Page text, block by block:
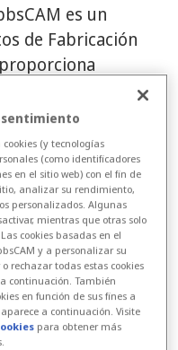
es un
de Fabricación
de empresa a los
contrato de
el software
cockpit finaliza
de
rellene el
(y tecnologías
(como identificadores
en el sitio web) con el fin de
analizar su rendimiento,
personalizados. Algunas
mientras que otras solo
cookies basadas en el
y a personalizar su
rechazar todas estas cookies
continuación. También
en función de sus fines a
a continuación. Visite
para obtener más